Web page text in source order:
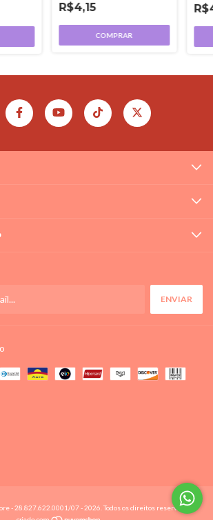
R$4,15
COMPRAR
- 28.827.622.0001/07 - 2026. Todos os direitos reservados.